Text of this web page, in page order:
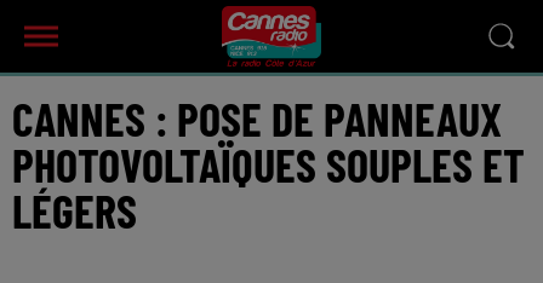
CANNES : POSE DE PANNEAUX
PHOTOVOLTAÏQUES SOUPLES ET
LÉGERS